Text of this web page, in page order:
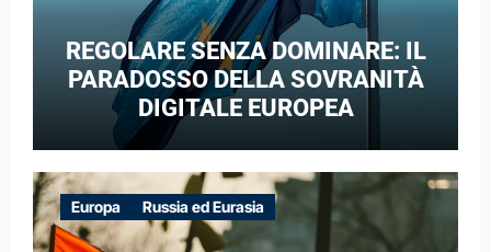
REGOLARE SENZA DOMINARE: IL
PARADOSSO DELLA SOVRANITÀ
DIGITALE EUROPEA
Europa Russia ed Eurasia